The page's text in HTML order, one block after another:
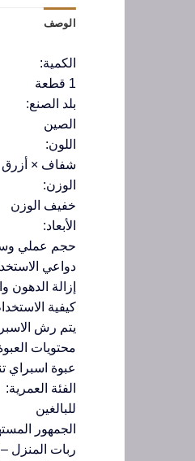
الوصف
الكمية:
1 قطعة
بلد الصنع:
الصين
اللون:
شفاف × أزرق
الوزن:
خفيف الوزن
الأبعاد:
حجم عملي
دواعي
إزالة
كيفية
يتم رش
محتويات
عبوة اسبراي
الفئة العمرية:
للبالغين
الجمهور
ربات المنزل